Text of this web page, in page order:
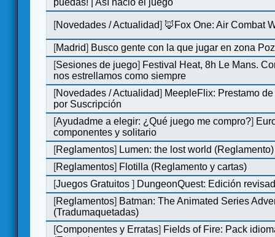
puedas! | Así nació el juego
[Novedades / Actualidad] 🦊Fox One: Air Combat
[Madrid] Busco gente con la que jugar en zona
[Sesiones de juego] Festival Heat, 8h Le Mans.
nos estrellamos como siempre
[Novedades / Actualidad] MeepleFlix: Prestamo
por Suscripción
[Ayudadme a elegir: ¿Qué juego me compro?]
componentes y solitario
[Reglamentos] Lumen: the lost world (Reglamento)
[Reglamentos] Flotilla (Reglamento y cartas)
[Juegos Gratuitos] DungeonQuest: Edición
[Reglamentos] Batman: The Animated Series
(Tradumaquetadas)
[Componentes y Erratas] Fields of Fire: Pack